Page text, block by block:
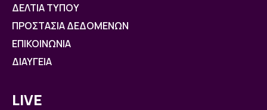
ΔΕΛΤΙΑ ΤΥΠΟΥ
ΠΡΟΣΤΑΣΙΑ ΔΕΔΟΜΕΝΩΝ
ΕΠΙΚΟΙΝΩΝΙΑ
ΔΙΑΥΓΕΙΑ
LIVE